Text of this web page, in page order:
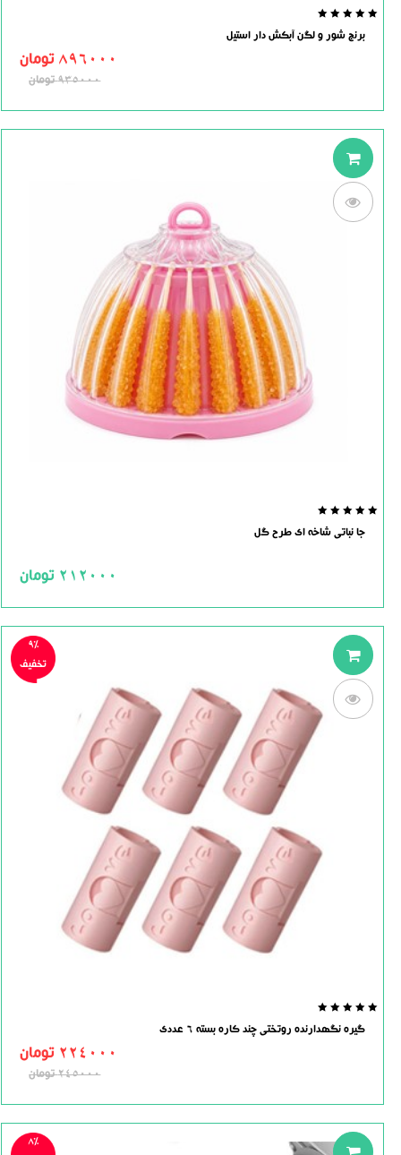
0.0
out
برنج شور و لگن آبکش دار استیل
896000 تومان
935000تومان
جا نباتی شاخه ای طرح گل
212000 تومان
out
9%
تخفیف
گیره نگهدارنده روتختی چند کاره بسته 6 عددی
224000 تومان
245000تومان
8%